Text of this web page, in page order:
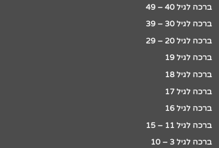
ברכה לגיל 40 – 49
ברכה לגיל 30 – 39
ברכה לגיל 20 – 29
ברכה לגיל 19
ברכה לגיל 18
ברכה לגיל 17
ברכה לגיל 16
ברכה לגיל 11 – 15
ברכה לגיל 3 – 10